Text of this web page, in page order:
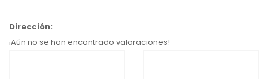
Dirección:
¡Aún no se han encontrado valoraciones!